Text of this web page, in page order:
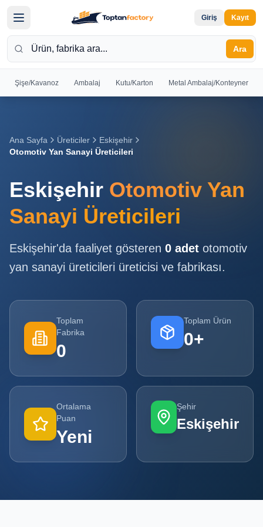
Giriş Kayıt
Ara
Şişe/Kavanoz Ambalaj Kutu/Karton Metal Ambalaj/Konteyner
Giriş yapın
veya kayıt
Giriş
Kayıt
Ol
Ana
Sayfa
Tüm
Ürünler
POPÜLER
KATEGORILER
Şişe ve Kavanoz Üreticileri
Ambalaj Üreticileri
Ana Sayfa Üreticiler
Eskişehir
Otomotiv Yan Sanayi Üreticileri
Eskişehir Otomotiv Yan
Sanayi Üreticileri
Eskişehir'da faaliyet gösteren 0 adet otomotiv
yan sanayi üreticileri üreticisi ve fabrikası.
Toplam
Fabrika
0
Toplam Ürün
0+
Ortalama
Puan
Yeni
Şehir
Eskişehir